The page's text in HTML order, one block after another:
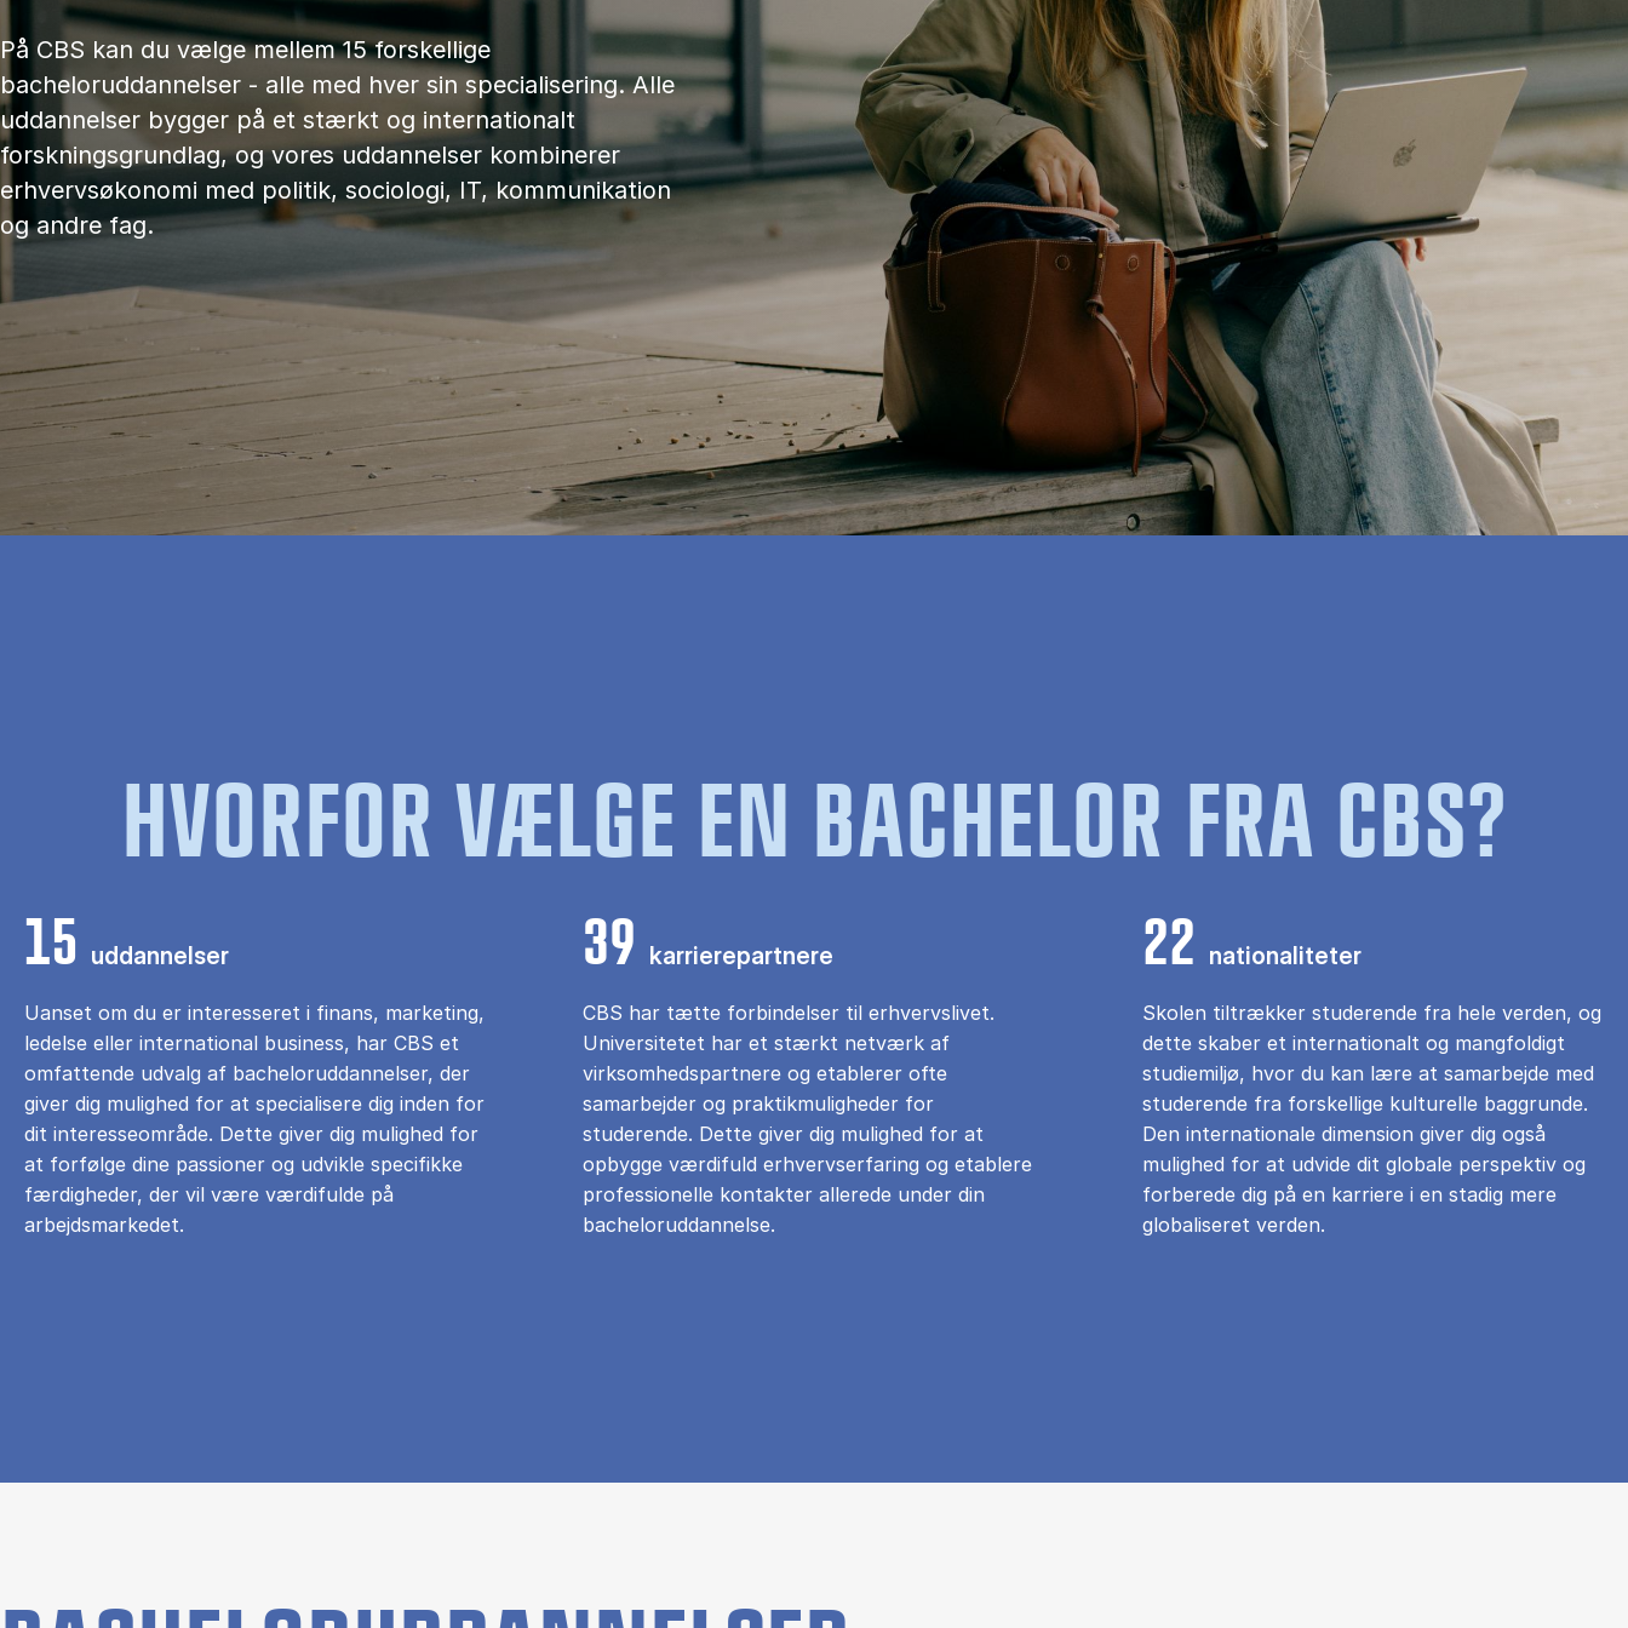
På CBS kan du vælge mellem 15 forskellige
bacheloruddannelser - alle med hver sin specialisering. Alle
uddannelser bygger på et stærkt og internationalt
forskningsgrundlag, og vores uddannelser kombinerer
erhvervsøkonomi med politik, sociologi, IT, kommunikation
og andre fag.
HVORFOR VÆLGE EN BACHELOR FRA CBS?
15 uddannelser
Uanset om du er interesseret i finans, marketing,
ledelse eller international business, har CBS et
omfattende udvalg af bacheloruddannelser, der
giver dig mulighed for at specialisere dig inden for
dit interesseområde. Dette giver dig mulighed for
at forfølge dine passioner og udvikle specifikke
færdigheder, der vil være værdifulde på
arbejdsmarkedet.
39 karrierepartnere
CBS har tætte forbindelser til erhvervslivet.
Universitetet har et stærkt netværk af
virksomhedspartnere og etablerer ofte
samarbejder og praktikmuligheder for
studerende. Dette giver dig mulighed for at
opbygge værdifuld erhvervserfaring og etablere
professionelle kontakter allerede under din
bacheloruddannelse.
22 nationaliteter
Skolen tiltrækker studerende fra hele verden, og
dette skaber et internationalt og mangfoldigt
studiemiljø, hvor du kan lære at samarbejde med
studerende fra forskellige kulturelle baggrunde.
Den internationale dimension giver dig også
mulighed for at udvide dit globale perspektiv og
forberede dig på en karriere i en stadig mere
globaliseret verden.